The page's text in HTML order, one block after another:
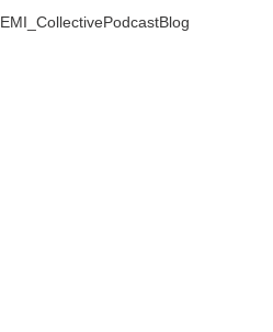
EMI_CollectivePodcastBlog